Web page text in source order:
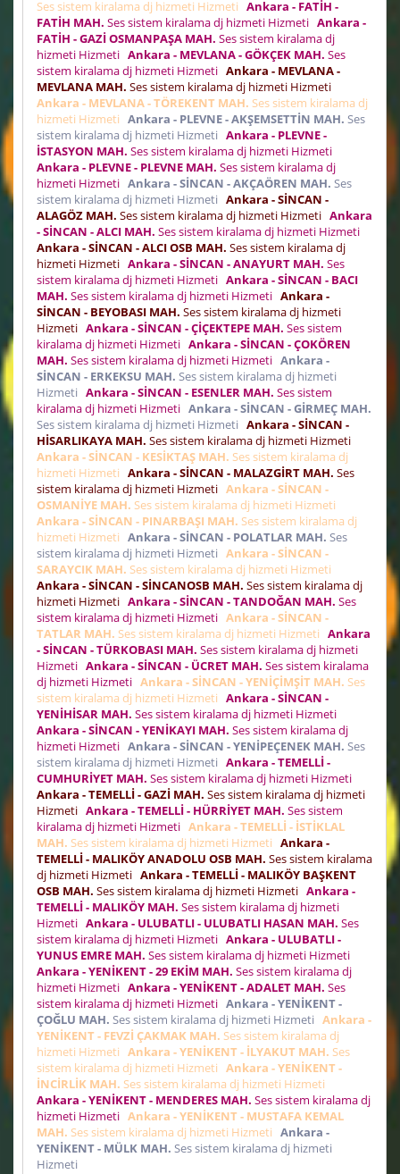
Ses sistem kiralama dj hizmeti Hizmeti Ankara - FATİH -
FATİH MAH. Ses sistem kiralama dj hizmeti Hizmeti Ankara -
FATİH - GAZİ OSMANPAŞA MAH. Ses sistem kiralama dj
hizmeti Hizmeti Ankara - MEVLANA - GÖKÇEK MAH. Ses
sistem kiralama dj hizmeti Hizmeti Ankara - MEVLANA -
MEVLANA MAH. Ses sistem kiralama dj hizmeti Hizmeti
Ankara - MEVLANA - TÖREKENT MAH. Ses sistem kiralama dj
hizmeti Hizmeti Ankara - PLEVNE - AKŞEMSETTİN MAH. Ses
sistem kiralama dj hizmeti Hizmeti Ankara - PLEVNE -
İSTASYON MAH. Ses sistem kiralama dj hizmeti Hizmeti
Ankara - PLEVNE - PLEVNE MAH. Ses sistem kiralama dj
hizmeti Hizmeti Ankara - SİNCAN - AKÇAÖREN MAH. Ses
sistem kiralama dj hizmeti Hizmeti Ankara - SİNCAN -
ALAGÖZ MAH. Ses sistem kiralama dj hizmeti Hizmeti Ankara
- SİNCAN - ALCI MAH. Ses sistem kiralama dj hizmeti Hizmeti
Ankara - SİNCAN - ALCI OSB MAH. Ses sistem kiralama dj
hizmeti Hizmeti Ankara - SİNCAN - ANAYURT MAH. Ses
sistem kiralama dj hizmeti Hizmeti Ankara - SİNCAN - BACI
MAH. Ses sistem kiralama dj hizmeti Hizmeti Ankara -
SİNCAN - BEYOBASI MAH. Ses sistem kiralama dj hizmeti
Hizmeti Ankara - SİNCAN - ÇİÇEKTEPE MAH. Ses sistem
kiralama dj hizmeti Hizmeti Ankara - SİNCAN - ÇOKÖREN
MAH. Ses sistem kiralama dj hizmeti Hizmeti Ankara -
SİNCAN - ERKEKSU MAH. Ses sistem kiralama dj hizmeti
Hizmeti Ankara - SİNCAN - ESENLER MAH. Ses sistem
kiralama dj hizmeti Hizmeti Ankara - SİNCAN - GİRMEÇ MAH.
Ses sistem kiralama dj hizmeti Hizmeti Ankara - SİNCAN -
HİSARLIKAYA MAH. Ses sistem kiralama dj hizmeti Hizmeti
Ankara - SİNCAN - KESİKTAŞ MAH. Ses sistem kiralama dj
hizmeti Hizmeti Ankara - SİNCAN - MALAZGİRT MAH. Ses
sistem kiralama dj hizmeti Hizmeti Ankara - SİNCAN -
OSMANİYE MAH. Ses sistem kiralama dj hizmeti Hizmeti
Ankara - SİNCAN - PINARBAŞI MAH. Ses sistem kiralama dj
hizmeti Hizmeti Ankara - SİNCAN - POLATLAR MAH. Ses
sistem kiralama dj hizmeti Hizmeti Ankara - SİNCAN -
SARAYCIK MAH. Ses sistem kiralama dj hizmeti Hizmeti
Ankara - SİNCAN - SİNCANOSB MAH. Ses sistem kiralama dj
hizmeti Hizmeti Ankara - SİNCAN - TANDOĞAN MAH. Ses
sistem kiralama dj hizmeti Hizmeti Ankara - SİNCAN -
TATLAR MAH. Ses sistem kiralama dj hizmeti Hizmeti Ankara
- SİNCAN - TÜRKOBASI MAH. Ses sistem kiralama dj hizmeti
Hizmeti Ankara - SİNCAN - ÜCRET MAH. Ses sistem kiralama
dj hizmeti Hizmeti Ankara - SİNCAN - YENİÇİMŞİT MAH. Ses
sistem kiralama dj hizmeti Hizmeti Ankara - SİNCAN -
YENİHİSAR MAH. Ses sistem kiralama dj hizmeti Hizmeti
Ankara - SİNCAN - YENİKAYI MAH. Ses sistem kiralama dj
hizmeti Hizmeti Ankara - SİNCAN - YENİPEÇENEK MAH. Ses
sistem kiralama dj hizmeti Hizmeti Ankara - TEMELLİ -
CUMHURİYET MAH. Ses sistem kiralama dj hizmeti Hizmeti
Ankara - TEMELLİ - GAZİ MAH. Ses sistem kiralama dj hizmeti
Hizmeti Ankara - TEMELLİ - HÜRRİYET MAH. Ses sistem
kiralama dj hizmeti Hizmeti Ankara - TEMELLİ - İSTİKLAL
MAH. Ses sistem kiralama dj hizmeti Hizmeti Ankara -
TEMELLİ - MALIKÖY ANADOLU OSB MAH. Ses sistem kiralama
dj hizmeti Hizmeti Ankara - TEMELLİ - MALIKÖY BAŞKENT
OSB MAH. Ses sistem kiralama dj hizmeti Hizmeti Ankara -
TEMELLİ - MALIKÖY MAH. Ses sistem kiralama dj hizmeti
Hizmeti Ankara - ULUBATLI - ULUBATLI HASAN MAH. Ses
sistem kiralama dj hizmeti Hizmeti Ankara - ULUBATLI -
YUNUS EMRE MAH. Ses sistem kiralama dj hizmeti Hizmeti
Ankara - YENİKENT - 29 EKİM MAH. Ses sistem kiralama dj
hizmeti Hizmeti Ankara - YENİKENT - ADALET MAH. Ses
sistem kiralama dj hizmeti Hizmeti Ankara - YENİKENT -
ÇOĞLU MAH. Ses sistem kiralama dj hizmeti Hizmeti Ankara -
YENİKENT - FEVZİ ÇAKMAK MAH. Ses sistem kiralama dj
hizmeti Hizmeti Ankara - YENİKENT - İLYAKUT MAH. Ses
sistem kiralama dj hizmeti Hizmeti Ankara - YENİKENT -
İNCİRLİK MAH. Ses sistem kiralama dj hizmeti Hizmeti
Ankara - YENİKENT - MENDERES MAH. Ses sistem kiralama dj
hizmeti Hizmeti Ankara - YENİKENT - MUSTAFA KEMAL
MAH. Ses sistem kiralama dj hizmeti Hizmeti Ankara -
YENİKENT - MÜLK MAH. Ses sistem kiralama dj hizmeti
Hizmeti